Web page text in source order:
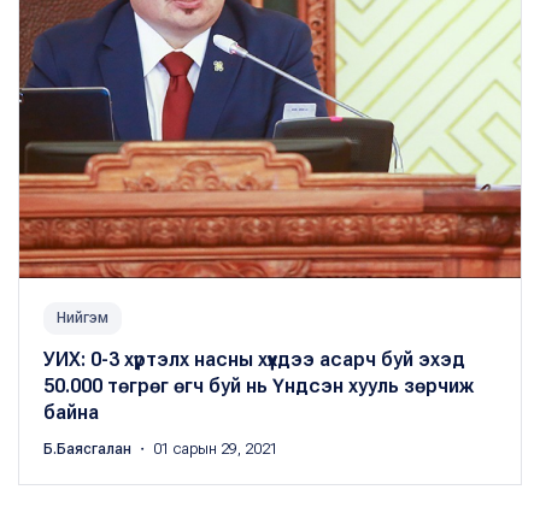
Нийгэм
УИХ: 0-3 хүртэлх насны хүүхдээ асарч буй эхэд
50.000 төгрөг өгч буй нь Үндсэн хууль зөрчиж
байна
Б.Баясгалан ・ 01 сарын 29, 2021